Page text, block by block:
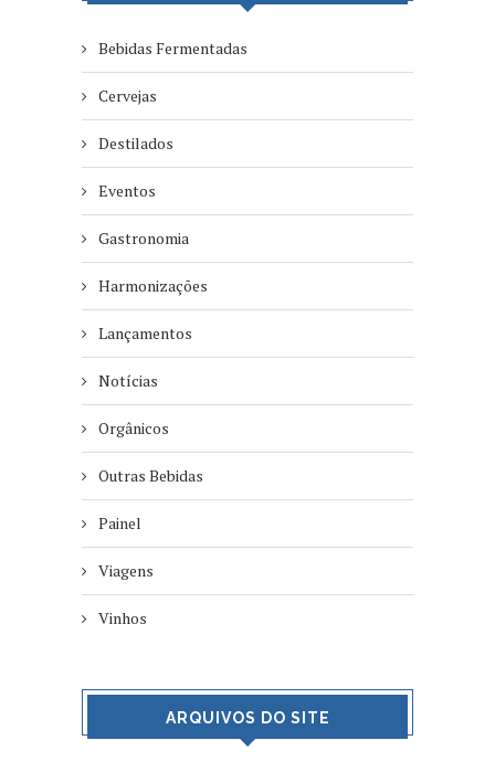
Bebidas Fermentadas
Cervejas
Destilados
Eventos
Gastronomia
Harmonizações
Lançamentos
Notícias
Orgânicos
Outras Bebidas
Painel
Viagens
Vinhos
ARQUIVOS DO SITE